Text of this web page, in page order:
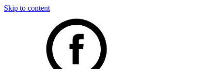
Skip to content